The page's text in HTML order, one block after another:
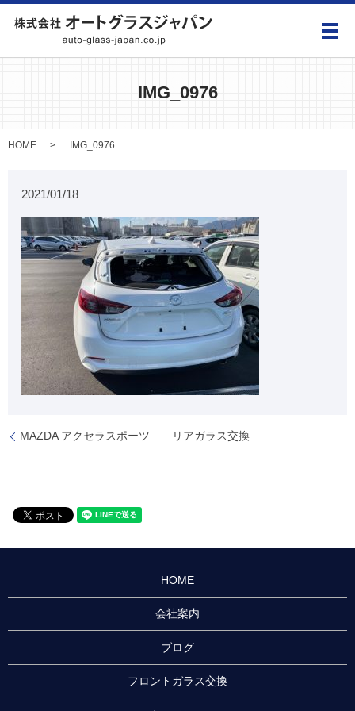
メ
IMG_0976
HOME IMG_0976
2021/01/18
MAZDA アクセラスポーツ リアガラス交換
HOME
会社案内
ブログ
フロントガラス交換